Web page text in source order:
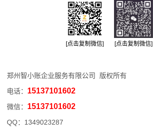
[点击复制微信] [点击复制微信]
郑州智小账企业服务有限公司 版权所有
电话： 15137101602
微信： 15137101602
QQ： 1349023287